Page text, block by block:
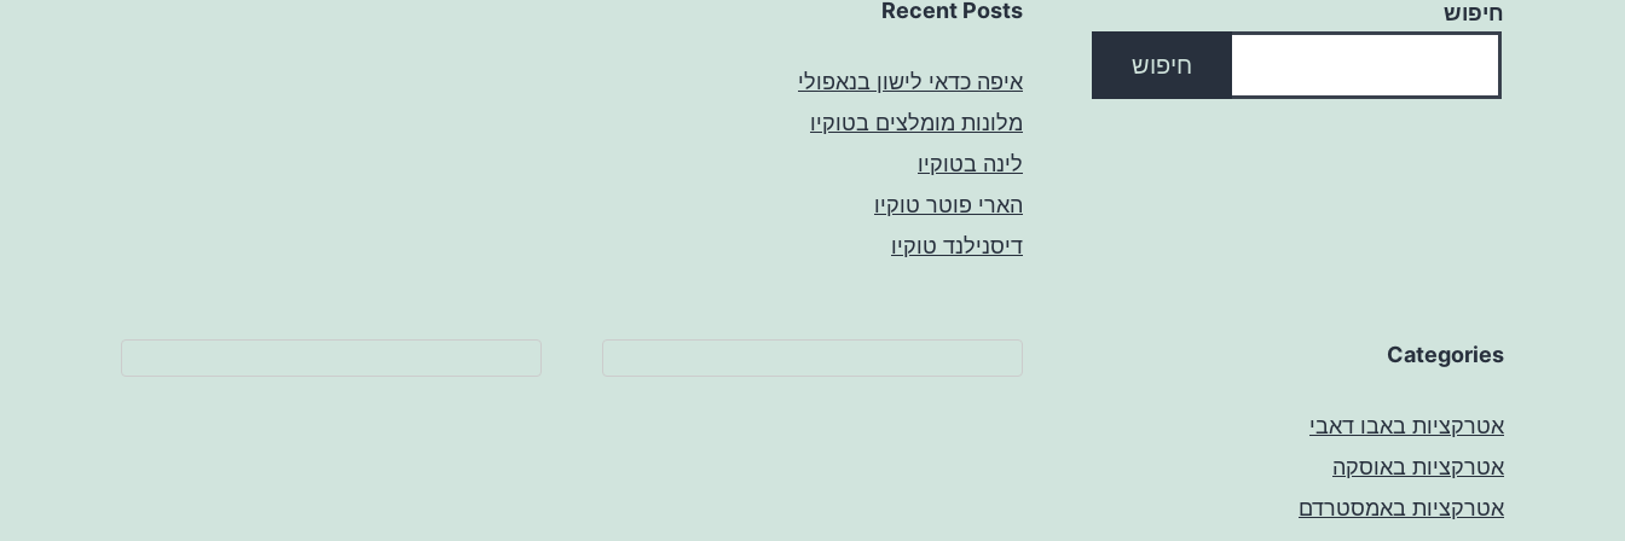
חיפוש
חיפוש
Recent Posts
איפה כדאי לישון בנאפולי
מלונות מומלצים בטוקיו
לינה בטוקיו
הארי פוטר טוקיו
דיסנילנד טוקיו
Categories
אטרקציות באבו דאבי
אטרקציות באוסקה
אטרקציות באמסטרדם